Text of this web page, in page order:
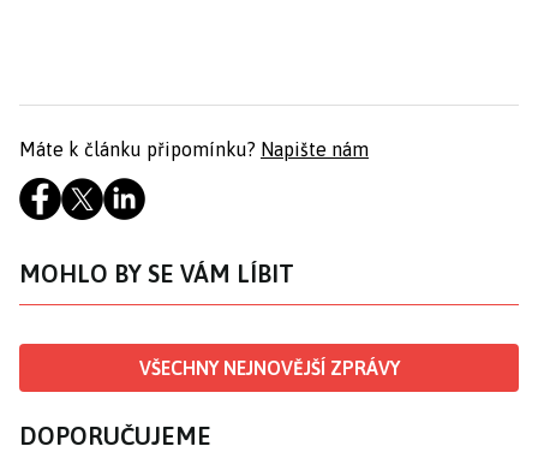
Máte k článku připomínku? Napište nám
MOHLO BY SE VÁM LÍBIT
VŠECHNY NEJNOVĚJŠÍ ZPRÁVY
DOPORUČUJEME